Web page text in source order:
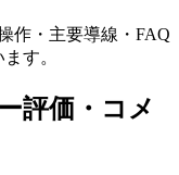
作・主要導線・FAQ
す。
評価・コメ